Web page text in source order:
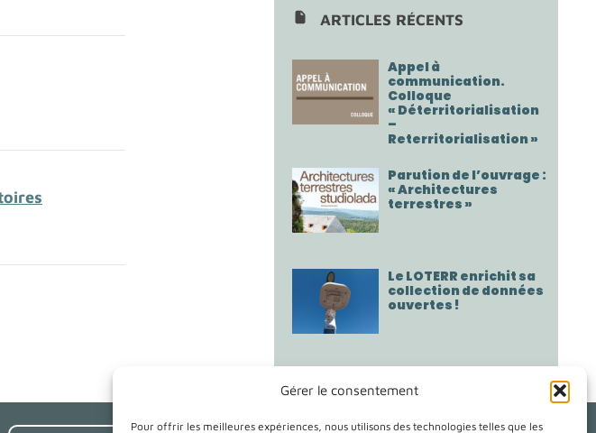
Gérer le consentement
Pour offrir les meilleures expériences, nous utilisons des technologies telles que les
ARTICLES RÉCENTS
Appel à
communication.
Colloque
« Déterritorialisation
–
Reterritorialisation »
Parution de l’ouvrage :
« Architectures
terrestres »
Le LOTERR enrichit sa
collection de données
ouvertes !